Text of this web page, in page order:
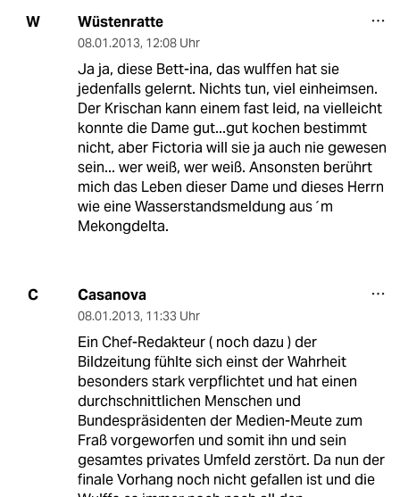
W Wüstenratte
08.01.2013, 12:08 Uhr
Ja ja, diese Bett-ina, das wulffen hat sie
jedenfalls gelernt. Nichts tun, viel einheimsen.
Der Krischan kann einem fast leid, na vielleicht
konnte die Dame gut...gut kochen bestimmt
nicht, aber Fictoria will sie ja auch nie gewesen
sein... wer weiß, wer weiß. Ansonsten berührt
mich das Leben dieser Dame und dieses Herrn
wie eine Wasserstandsmeldung aus´m
Mekongdelta.
C Casanova
08.01.2013, 11:33 Uhr
Ein Chef-Redakteur ( noch dazu ) der
Bildzeitung fühlte sich einst der Wahrheit
besonders stark verpflichtet und hat einen
durchschnittlichen Menschen und
Bundespräsidenten der Medien-Meute zum
Fraß vorgeworfen und somit ihn und sein
gesamtes privates Umfeld zerstört. Da nun der
finale Vorhang noch nicht gefallen ist und die